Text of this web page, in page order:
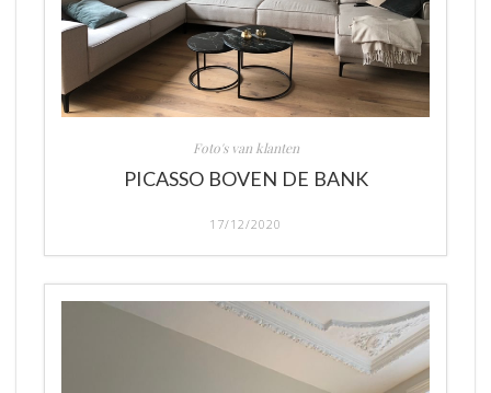
Foto's van klanten
PICASSO BOVEN DE BANK
17/12/2020